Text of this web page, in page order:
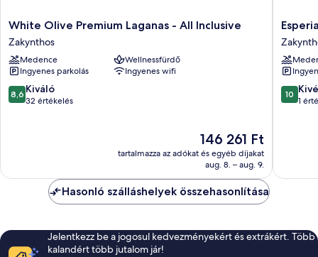
White
Olive
Premium
Laganas
-
All
Inclusive
White Olive Premium Laganas - All Inclusive
Zakynthos
Medence
Wellnessfürdő
Ingyenes parkolás
Ingyenes wifi
8.6
ennyiből:
8,6 Kiváló
32 értékelés
Az
ár
146 261 Ft
146 261 Ft
tartalmazza az adókat és egyéb díjakat
aug. 8. – aug. 9.
Esperia
Hotel
10.0
10
1
Hasonló szálláshelyek összehasonlítása
Jelentkezz be a jogosul kedvezményekért és extrákért. Több
kalandért több jutalom jár!